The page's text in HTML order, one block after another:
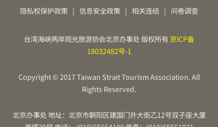
隐私权保护政策 | 信息安全政策 | 相关连结 | 问卷调查
台湾海峡两岸观光旅游协会北京办事处 版权所有京ICP备
18032482号-1
Copyright © 2017 Taiwan Strait Tourism Association. All
Rights Reserved.
北京办事处 地址：北京市朝阳区建国门外大街乙12号双子座大厦